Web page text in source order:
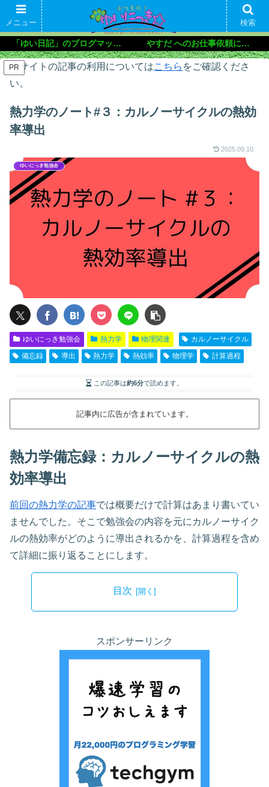
「ゆい日記」のブログマップ🌝 やすだ へのお仕事依頼について
PR
本サイトの記事の利用についてはこちら をご確認くださ
い。
熱力学のノート#３：カルノーサイクルの熱効
率導出
2025.09.10
ゆいにっき勉強会
ゆいにっき勉強会 熱力学 物理関連
カルノーサイクル
備忘録
導出 熱力学 熱効率 物理学 計算過程
この記事は約6分で読めます。
記事内に広告が含まれています。
熱力学備忘録：カルノーサイクルの熱
効率導出
前回の熱力学の記事では概要だけで計算はあまり書いてい
ませんでした。そこで勉強会の内容を元にカルノーサイク
ルの熱効率がどのように導出されるかを、計算過程を含め
て詳細に振り返ることにします。
目次
スポンサーリンク
メニュー 検索